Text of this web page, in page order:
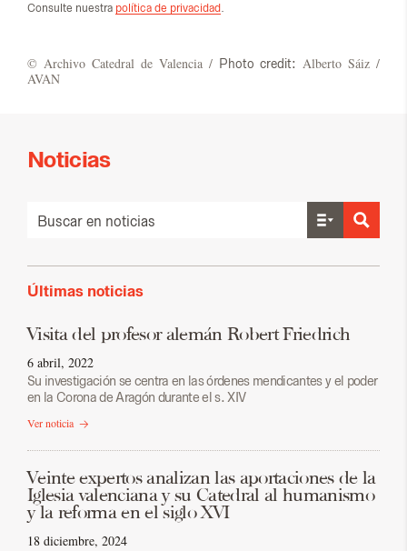
Con­sul­te nues­tra política de privacidad
© Ar­chi­vo Ca­te­dral de Va­len­cia / Photo credit: Al­ber­to Sáiz /
AVAN
Noticias
Últimas noticias
Visita del profesor alemán Robert Friedrich
6 abril, 2022
Su investigación se centra en las órdenes mendicantes y el poder
en la Corona de Aragón durante el s. XIV
Ver noticia
Veinte expertos analizan las aportaciones de la
Iglesia valenciana y su Catedral al humanismo
y la reforma en el siglo XVI
18 diciembre, 2024